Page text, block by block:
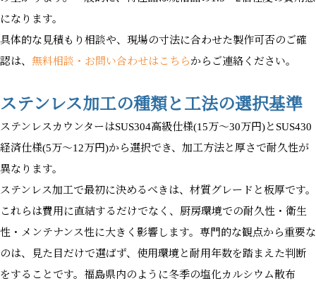
になります。
具体的な見積もり相談や、現場の寸法に合わせた製作可否のご確
認は、 無料相談・お問い合わせはこちらからご連絡ください。
ステンレス加工の種類と工法の選択基準
ステンレスカウンターはSUS304高級仕様(15万〜30万円)とSUS430
経済仕様(5万〜12万円)から選択でき、加工方法と厚さで耐久性が
異なります。
ステンレス加工で最初に決めるべきは、材質グレードと板厚です。
これらは費用に直結するだけでなく、厨房環境での耐久性・衛生
性・メンテナンス性に大きく影響します。専門的な観点から重要な
のは、見た目だけで選ばず、使用環境と耐用年数を踏まえた判断
をすることです。福島県内のように冬季の塩化カルシウム散布